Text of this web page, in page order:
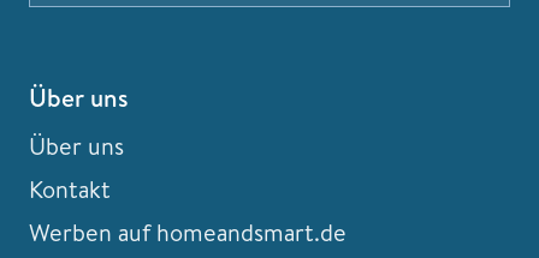
Über uns
Über uns
Kontakt
Werben auf homeandsmart.de